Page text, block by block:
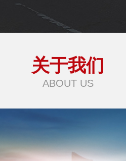
关于我们
ABOUT US